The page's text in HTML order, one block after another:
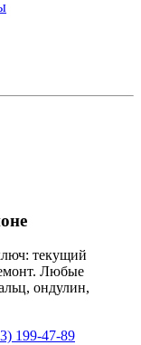
текущий
Любые
ондулин,
199-47-89